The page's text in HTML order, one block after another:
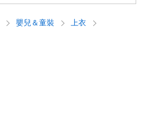
嬰兒＆童裝
上衣